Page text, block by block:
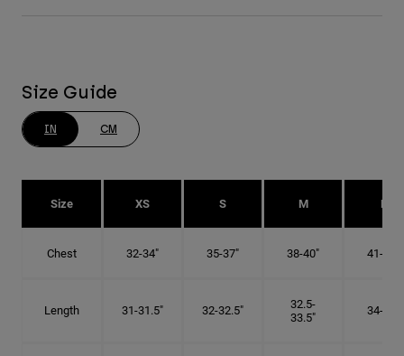
Size Guide
IN CM
Size XS S M L
Chest 32-34" 35-37" 38-40" 41-43"
Length 31-31.5" 32-32.5"
32.5-
33.5"
34-35"